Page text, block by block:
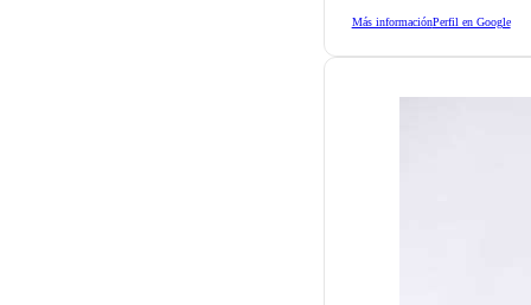
Más informaciónPerfil en Google